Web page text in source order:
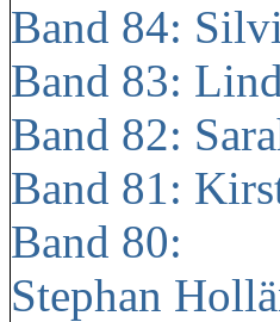
Band 84:
Band 83:
Band 82:
Band 81:
Band 80:
Stephan